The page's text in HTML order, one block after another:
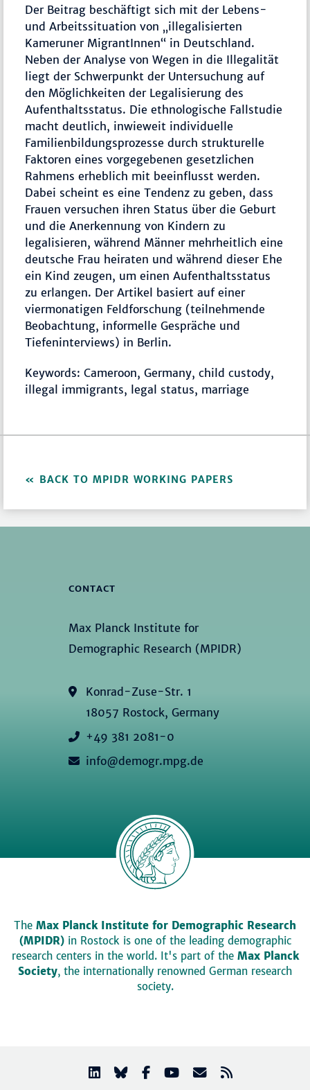
Der Beitrag beschäftigt sich mit der Lebens-
und Arbeitssituation von „illegalisierten
Kameruner MigrantInnen“ in Deutschland.
Neben der Analyse von Wegen in die Illegalität
liegt der Schwerpunkt der Untersuchung auf
den Möglichkeiten der Legalisierung des
Aufenthaltsstatus. Die ethnologische Fallstudie
macht deutlich, inwieweit individuelle
Familienbildungsprozesse durch strukturelle
Faktoren eines vorgegebenen gesetzlichen
Rahmens erheblich mit beeinflusst werden.
Dabei scheint es eine Tendenz zu geben, dass
Frauen versuchen ihren Status über die Geburt
und die Anerkennung von Kindern zu
legalisieren, während Männer mehrheitlich eine
deutsche Frau heiraten und während dieser Ehe
ein Kind zeugen, um einen Aufenthaltsstatus
zu erlangen. Der Artikel basiert auf einer
viermonatigen Feldforschung (teilnehmende
Beobachtung, informelle Gespräche und
Tiefeninterviews) in Berlin.
Keywords: Cameroon, Germany, child custody,
illegal immigrants, legal status, marriage
BACK TO MPIDR WORKING PAPERS
CONTACT
Max Planck Institute for
Demographic Research (MPIDR)
Konrad-Zuse-Str. 1
18057 Rostock, Germany
+49 381 2081-0
info@demogr.mpg.de
The Max Planck Institute for Demographic Research
(MPIDR)in Rostock is one of the leading demographic
research centers in the world. It's part of the Max Planck
Society, the internationally renowned German research
society.